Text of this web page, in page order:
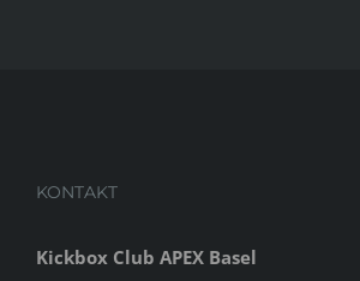
KONTAKT
Kickbox Club APEX Basel